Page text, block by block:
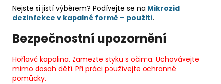
Nejste si jistí výběrem? Podívejte se na Mikrozid
dezinfekce v kapalné formě – použití.
Bezpečnostní upozornění
Hořlavá kapalina. Zamezte styku s očima. Uchovávejte
mimo dosah dětí. Při práci používejte ochranné
pomůcky.